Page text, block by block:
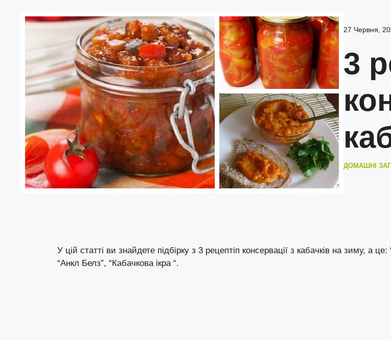
27 Червня,
3
ДОМАШНІ
У цій статті ви знайдете підбірку з 3 рецептіп консервації з кабачків на зиму, а це:
“Анкл Белз”, “Кабачкова ікра “.